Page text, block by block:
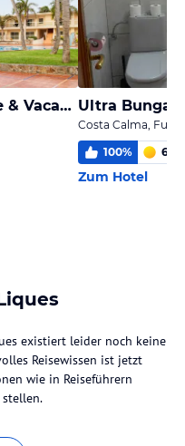
Hotel Drago Park by Pierre & Vacances Ultra
Costa Calma,
100% 6,0
Zum Hotel
existiert leider noch keine
Reisewissen ist jetzt
wie in Reiseführern